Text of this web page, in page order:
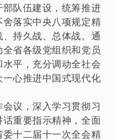
队伍建设，统筹推进
落实中央八项规定精
持久战、总体战。通
省各级党组织和党员
平，充分调动全社会
心推进中国式现代化
议，深入学习贯彻习
重要指示精神，全面
十二届十一次全会精